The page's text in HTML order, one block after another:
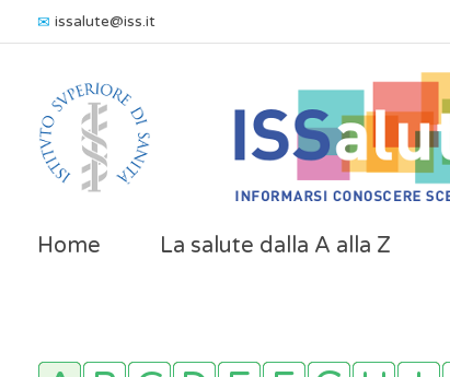
issalute@iss.it
Home La salute dalla A alla Z